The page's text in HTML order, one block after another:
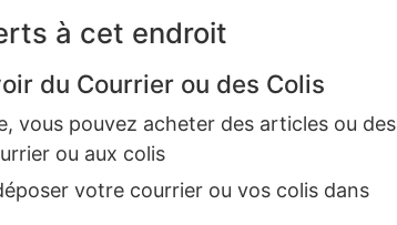
à cet endroit
du Courrier ou des Colis
vous pouvez acheter des articles ou des
ou aux colis
votre courrier ou vos colis dans